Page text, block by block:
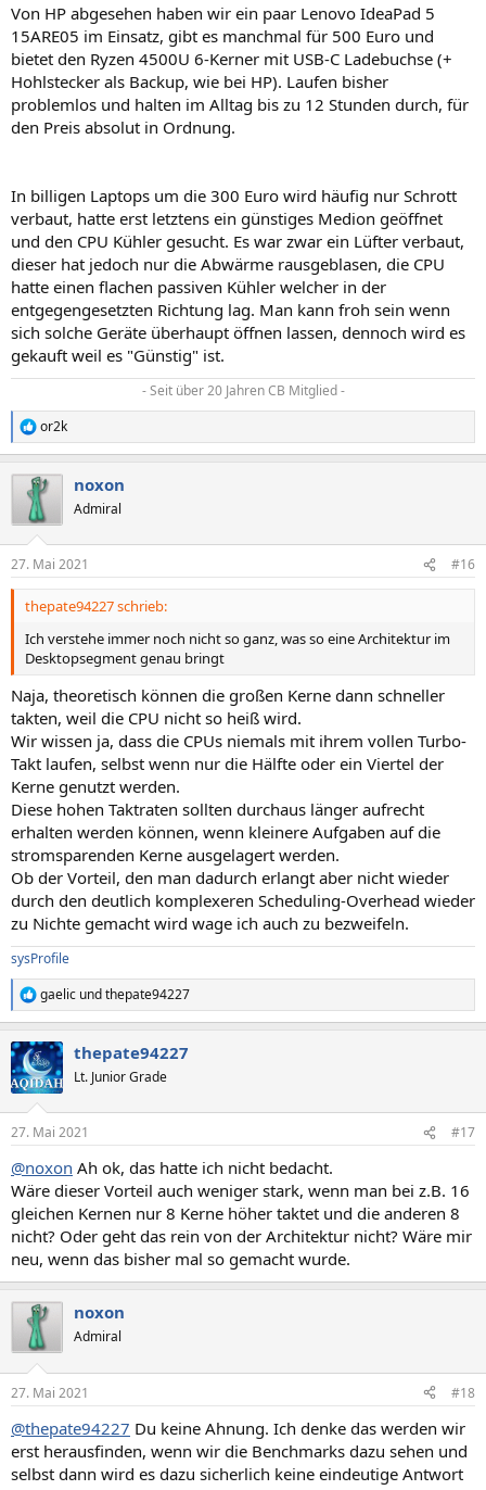
Von HP abgesehen haben wir ein paar Lenovo IdeaPad 5
15ARE05 im Einsatz, gibt es manchmal für 500 Euro und
bietet den Ryzen 4500U 6-Kerner mit USB-C Ladebuchse (+
Hohlstecker als Backup, wie bei HP). Laufen bisher
problemlos und halten im Alltag bis zu 12 Stunden durch, für
den Preis absolut in Ordnung.
In billigen Laptops um die 300 Euro wird häufig nur Schrott
verbaut, hatte erst letztens ein günstiges Medion geöffnet
und den CPU Kühler gesucht. Es war zwar ein Lüfter verbaut,
dieser hat jedoch nur die Abwärme rausgeblasen, die CPU
hatte einen flachen passiven Kühler welcher in der
entgegengesetzten Richtung lag. Man kann froh sein wenn
sich solche Geräte überhaupt öffnen lassen, dennoch wird es
gekauft weil es "Günstig" ist.
- Seit über 20 Jahren CB Mitglied -​
R
e
i
e
n
or2k
noxon
Admiral
27. Mai 2021 #16
thepate94227 schrieb:
Ich verstehe immer noch nicht so ganz, was so eine Architektur im
Desktopsegment genau bringt
Naja, theoretisch können die großen Kerne dann schneller
takten, weil die CPU nicht so heiß wird.
Wir wissen ja, dass die CPUs niemals mit ihrem vollen Turbo-
Takt laufen, selbst wenn nur die Hälfte oder ein Viertel der
Kerne genutzt werden.
Diese hohen Taktraten sollten durchaus länger aufrecht
erhalten werden können, wenn kleinere Aufgaben auf die
stromsparenden Kerne ausgelagert werden.
Ob der Vorteil, den man dadurch erlangt aber nicht wieder
durch den deutlich komplexeren Scheduling-Overhead wieder
zu Nichte gemacht wird wage ich auch zu bezweifeln.
sysProfile
R
e
k
t
i
e
:
gaelic undthepate94227
thepate94227
Lt. Junior Grade
27. Mai 2021 #17
@noxon Ah ok, das hatte ich nicht bedacht.
Wäre dieser Vorteil auch weniger stark, wenn man bei z.B. 16
gleichen Kernen nur 8 Kerne höher taktet und die anderen 8
nicht? Oder geht das rein von der Architektur nicht? Wäre mir
neu, wenn das bisher mal so gemacht wurde.
noxon
Admiral
27. Mai 2021 #18
@thepate94227 Du keine Ahnung. Ich denke das werden wir
erst herausfinden, wenn wir die Benchmarks dazu sehen und
selbst dann wird es dazu sicherlich keine eindeutige Antwort